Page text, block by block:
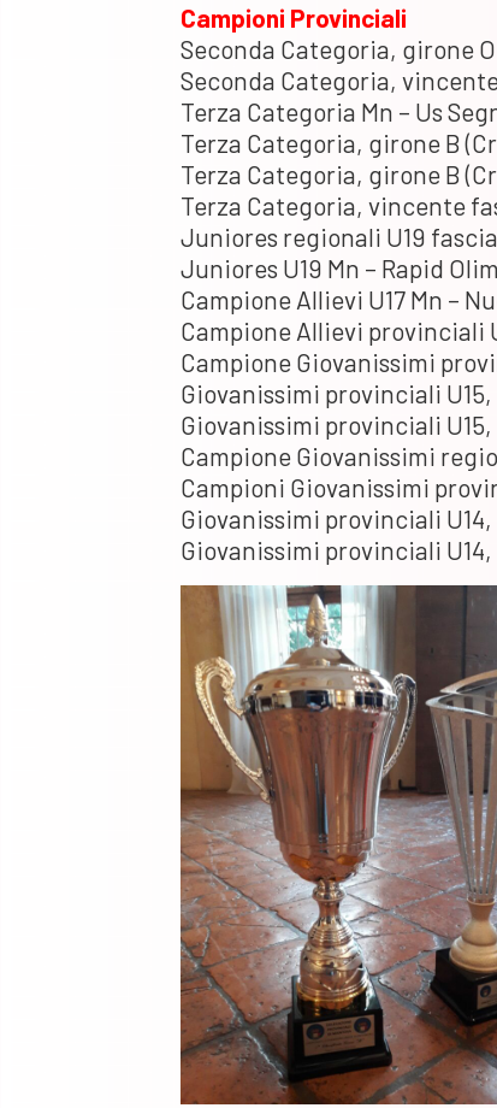
Campioni Provinciali
Seconda Categoria, girone
Seconda Categoria,
Terza Categoria Mn – Us
Terza Categoria, girone B
Terza Categoria, girone B
Terza Categoria, vincente
Juniores regionali U19
Juniores U19 Mn – Rapid
Campione Allievi U17 Mn –
Campione Allievi provinciali
Campione Giovanissimi
Giovanissimi provinciali
Giovanissimi provinciali
Campione Giovanissimi
Campioni Giovanissimi
Giovanissimi provinciali
Giovanissimi provinciali